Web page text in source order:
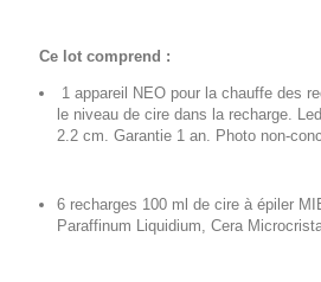
Ce lot comprend :
1 appareil NEO pour la chauffe des
le niveau de cire dans la recharge.
2.2 cm. Garantie 1 an. Photo non-
6 recharges 100 ml de cire à épiler
Paraffinum Liquidium, Cera